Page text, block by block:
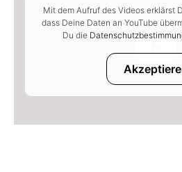
Mit dem Aufruf des Videos erklärst
dass Deine Daten an YouTube
Du die